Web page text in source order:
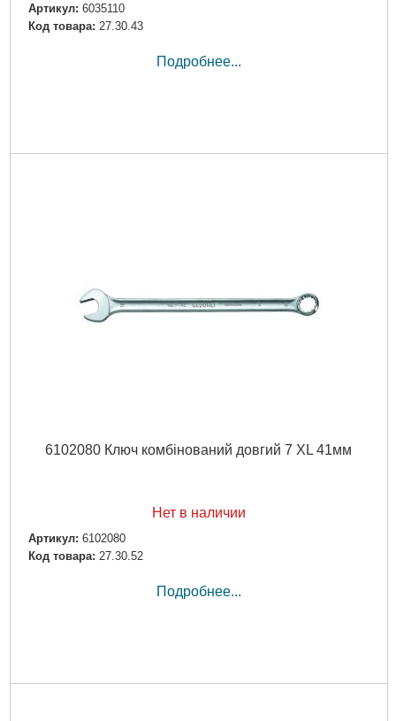
Артикул: 6035110
Код товара: 27.30.43
Подробнее...
6102080 Ключ комбінований довгий 7 XL 41мм
Нет в наличии
Артикул: 6102080
Код товара: 27.30.52
Подробнее...